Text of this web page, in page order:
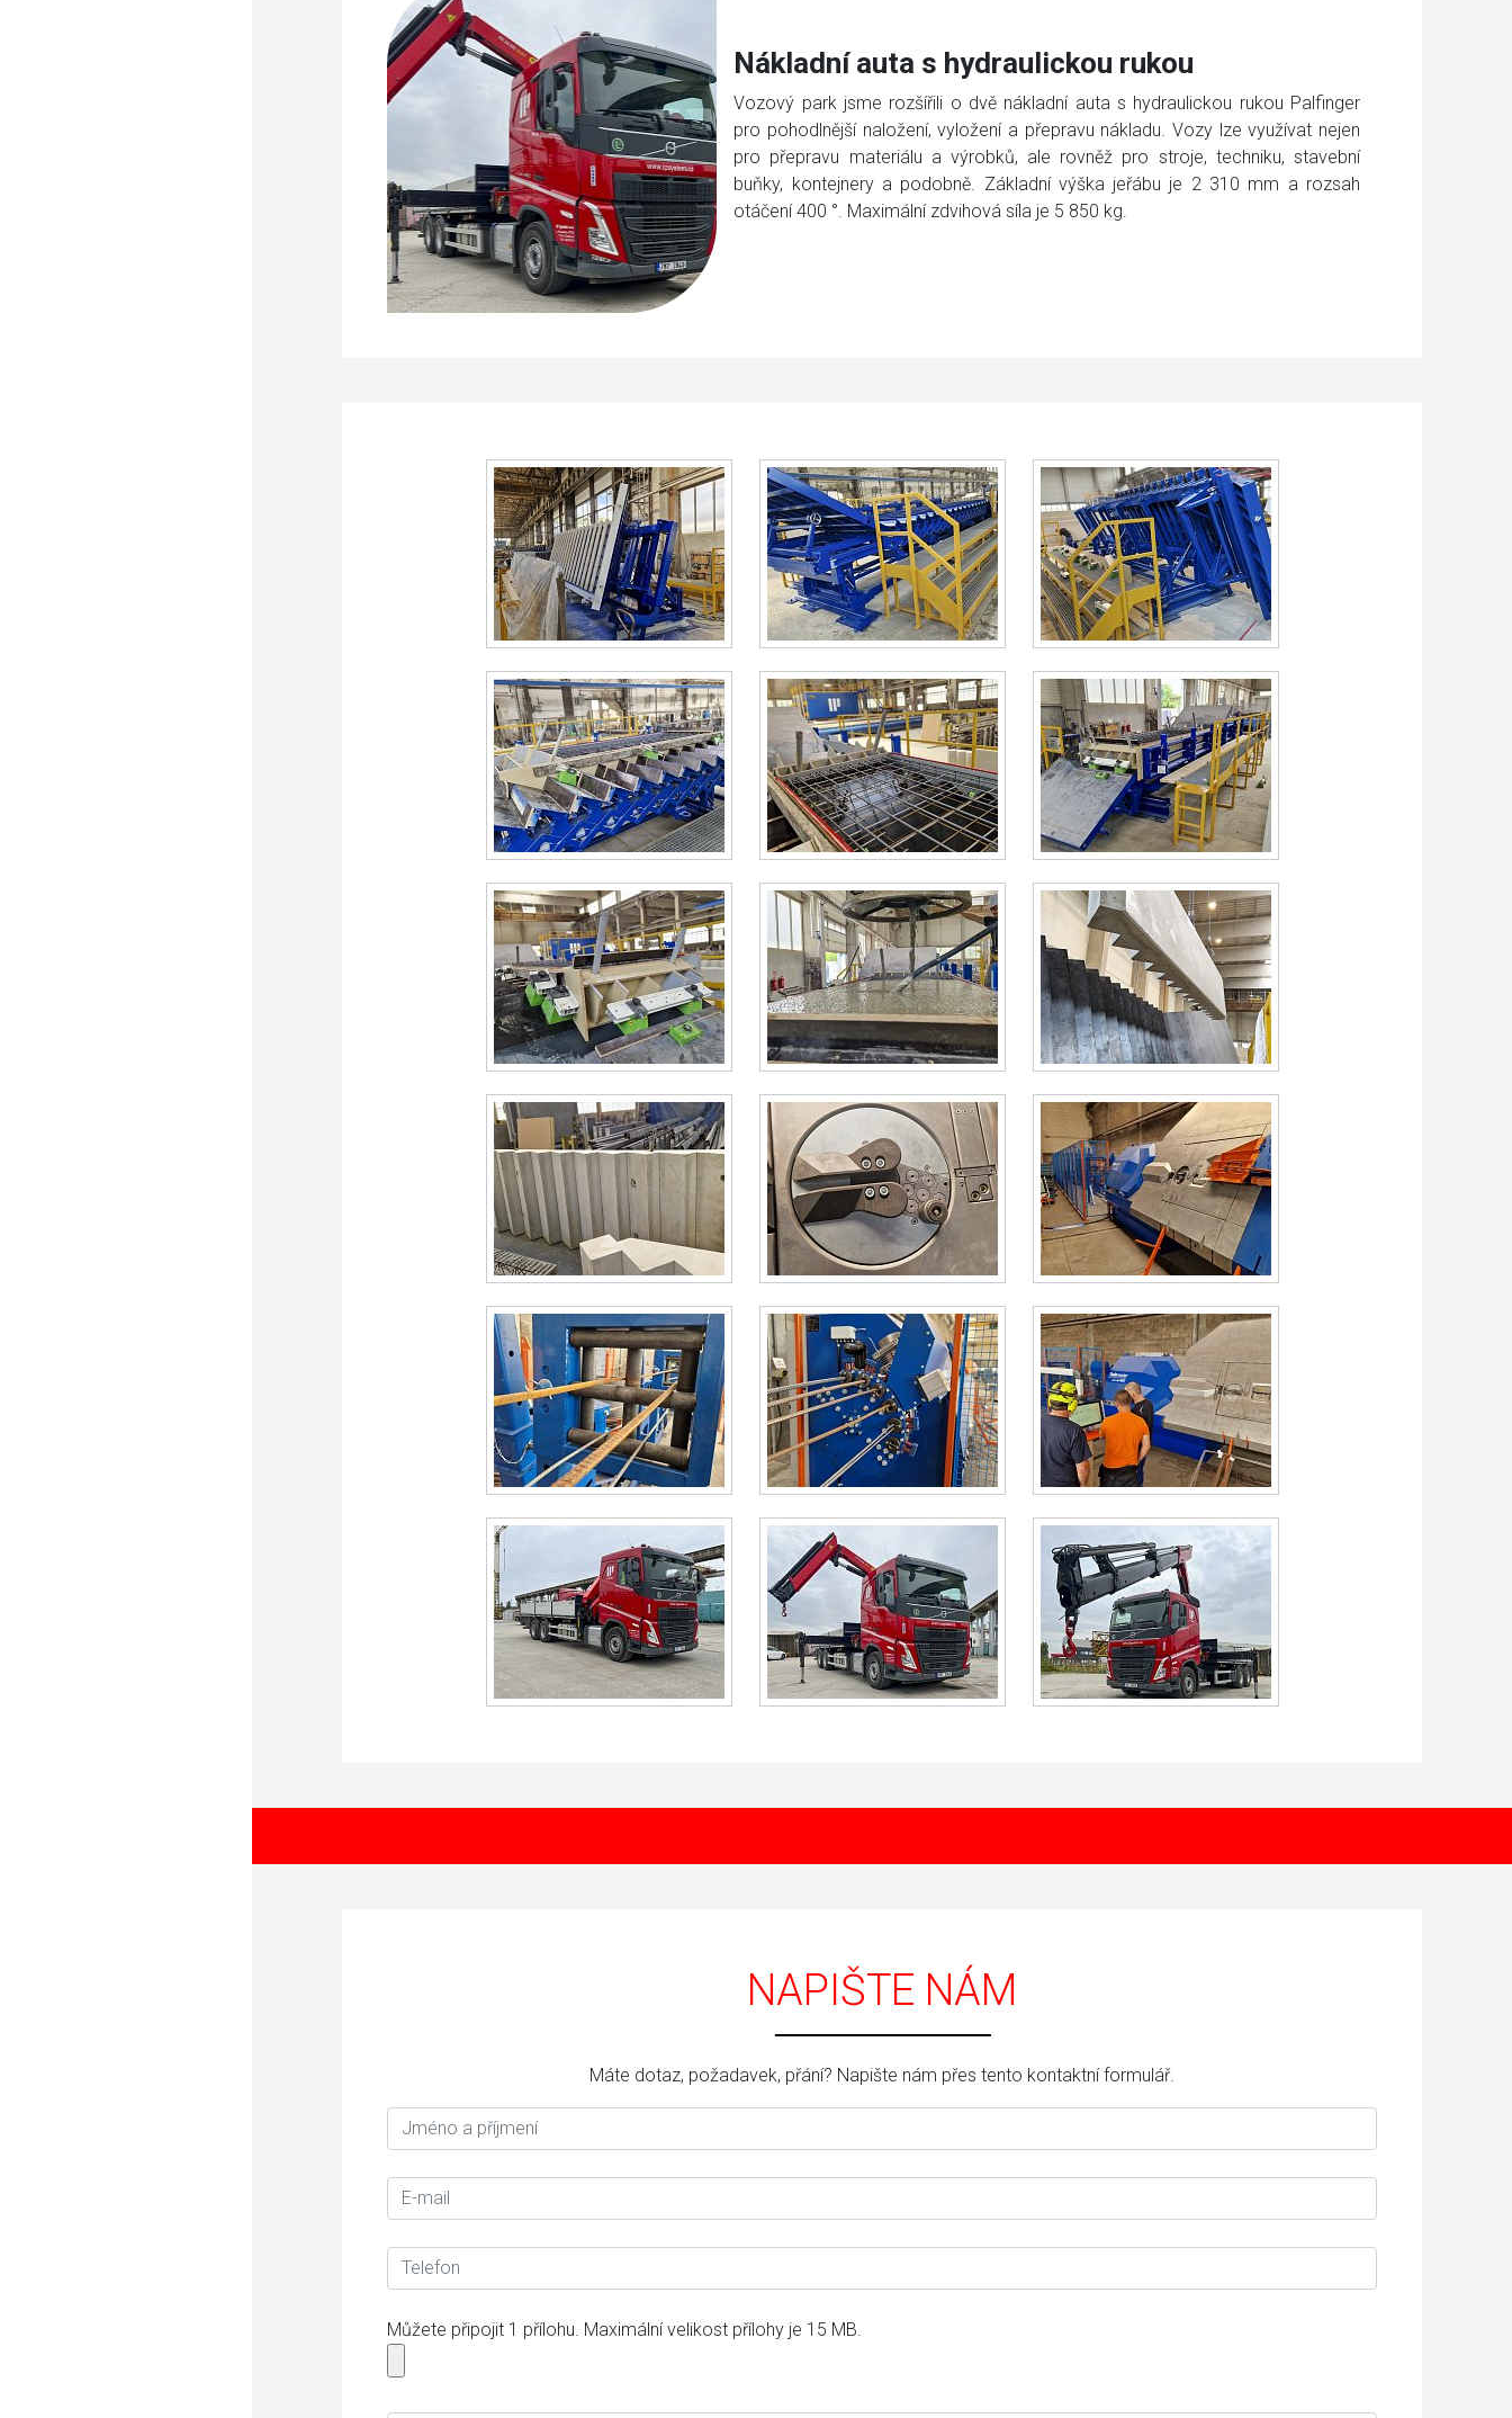
Nákladní auta s hydraulickou rukou
Vozový park jsme rozšířili o dvě nákladní auta s hydraulickou rukou Palfinger
pro pohodlnější naložení, vyložení a přepravu nákladu. Vozy lze využívat nejen
pro přepravu materiálu a výrobků, ale rovněž pro stroje, techniku, stavební
buňky, kontejnery a podobně. Základní výška jeřábu je 2 310 mm a rozsah
otáčení 400 °. Maximální zdvihová síla je 5 850 kg.
NAPIŠTE NÁM
Máte dotaz, požadavek, přání? Napište nám přes tento kontaktní formulář.
Můžete připojit 1 přílohu. Maximální velikost přílohy je 15 MB.